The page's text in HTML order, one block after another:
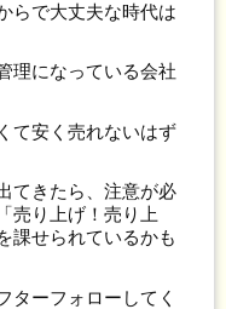
らで大丈夫な時代は
理になっている会社
て安く売れないはず
てきたら、注意が必
売り上げ！売り上
課せられているかも
ターフォローしてく